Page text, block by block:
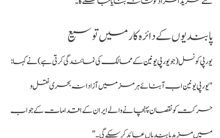
پابندیوں کے دائرہ کار میں توسیع
یورپی کونسل (جویورپی یونینکے ممالک کی نمائندگی کرتی ہے) نے کہا:
"یورپی یونین اب آبنائے ہرمز میں آزادانہ بحری نقل و
حرکت کو نقصان پہنچانے والے ایران کے اقدامات کے جواب
میں مزید پابندیاں عائد کر سکے گی۔”